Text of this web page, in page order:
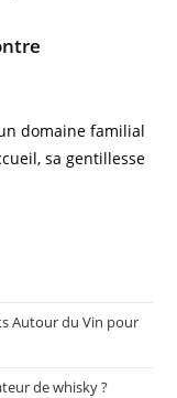
domaine familial
sa gentillesse
Autour du Vin pour
de whisky ?